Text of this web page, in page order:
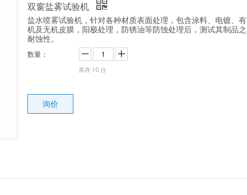
双窗盐雾试验机
盐水喷雾试验机，针对各种材质表面处理，包含涂料、电镀、有
机及无机皮膜，阳极处理，防锈油等防蚀处理后，测试其制品之
耐蚀性。
数量：
库存 10 台
询价